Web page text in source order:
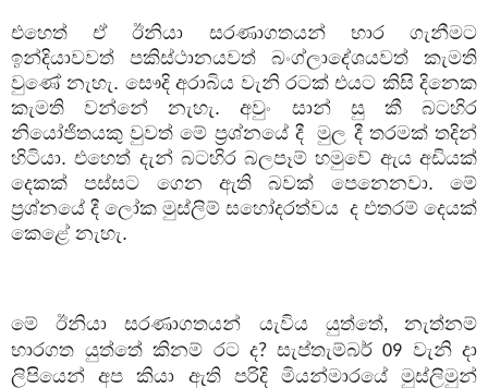
එහෙත් ඒ ඊනියා සරණාගතයන් භාර ගැනීමට
ඉන්දියාවවත් පකිස්ථානයවත් බංග්ලාදේශයවත් කැමති
වුණේ නැහැ. සෞදි අරාබිය වැනි රටක් එයට කිසි දිනෙක
කැමති වන්නේ නැහැ. අවුං සාන් සු කී බටහිර
නියෝජිතයකු වුවත් මේ ප්‍රශ්නයේ දී
මුල දී තරමක් තදින්
හිටියා. එහෙත් දැන් බටහිර බලපෑම් හමුවේ ඇය අඩියක්
දෙකක් පස්සට ගෙන ඇති බවක් පෙනෙනවා. මේ
ප්‍රශ්නයේ දී ලෝක මුස්ලිම් සහෝදරත්වය ද එතරම් දෙයක්
කෙළේ නැහැ.
මේ ඊනියා සරණාගතයන් යැවිය යුත්තේ,නැත්නම්
භාරගත යුත්තේ කිනම් රට ද? සැප්තැම්බර් 09 වැනි දා
ලිපියෙන් අප කියා ඇති පරිදි මියන්මාරයේ මුස්ලිමුන්